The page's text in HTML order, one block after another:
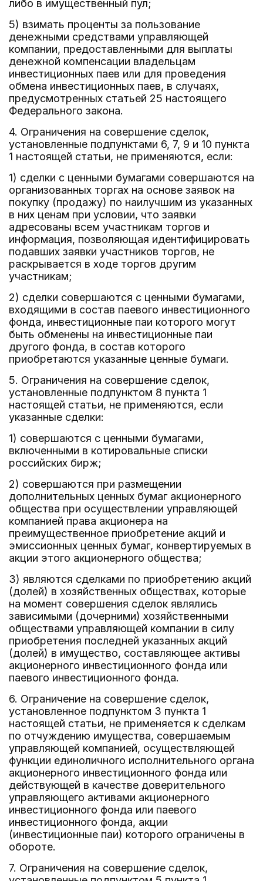
либо в имущественный пул;
5) взимать проценты за пользование
денежными средствами управляющей
компании, предоставленными для выплаты
денежной компенсации владельцам
инвестиционных паев или для проведения
обмена инвестиционных паев, в случаях,
предусмотренных статьей 25 настоящего
Федерального закона.
4. Ограничения на совершение сделок,
установленные подпунктами 6, 7, 9 и 10 пункта
1 настоящей статьи, не применяются, если:
1) сделки с ценными бумагами совершаются на
организованных торгах на основе заявок на
покупку (продажу) по наилучшим из указанных
в них ценам при условии, что заявки
адресованы всем участникам торгов и
информация, позволяющая идентифицировать
подавших заявки участников торгов, не
раскрывается в ходе торгов другим
участникам;
2) сделки совершаются с ценными бумагами,
входящими в состав паевого инвестиционного
фонда, инвестиционные паи которого могут
быть обменены на инвестиционные паи
другого фонда, в состав которого
приобретаются указанные ценные бумаги.
5. Ограничения на совершение сделок,
установленные подпунктом 8 пункта 1
настоящей статьи, не применяются, если
указанные сделки:
1) совершаются с ценными бумагами,
включенными в котировальные списки
российских бирж;
2) совершаются при размещении
дополнительных ценных бумаг акционерного
общества при осуществлении управляющей
компанией права акционера на
преимущественное приобретение акций и
эмиссионных ценных бумаг, конвертируемых в
акции этого акционерного общества;
3) являются сделками по приобретению акций
(долей) в хозяйственных обществах, которые
на момент совершения сделок являлись
зависимыми (дочерними) хозяйственными
обществами управляющей компании в силу
приобретения последней указанных акций
(долей) в имущество, составляющее активы
акционерного инвестиционного фонда или
паевого инвестиционного фонда.
6. Ограничение на совершение сделок,
установленное подпунктом 3 пункта 1
настоящей статьи, не применяется к сделкам
по отчуждению имущества, совершаемым
управляющей компанией, осуществляющей
функции единоличного исполнительного органа
акционерного инвестиционного фонда или
действующей в качестве доверительного
управляющего активами акционерного
инвестиционного фонда или паевого
инвестиционного фонда, акции
(инвестиционные паи) которого ограничены в
обороте.
7. Ограничения на совершение сделок,